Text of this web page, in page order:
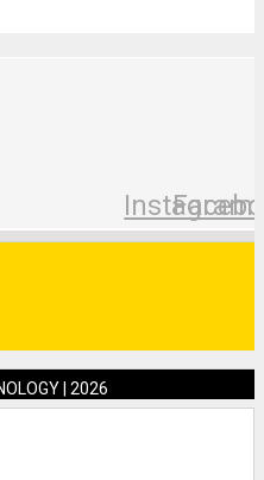
Instagram
| 2026